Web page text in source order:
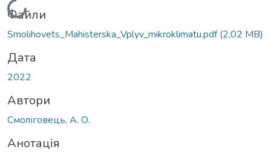
Вантажиться...
Файли
Smolihovets_Мahisterska_Vplyv_mikroklimatu.pdf(2,02 MB)
Дата
2022
Автори
Смоліговець, А. О.
Анотація